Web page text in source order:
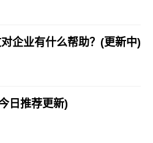
企业有什么帮助？(更新中)
日推荐更新)